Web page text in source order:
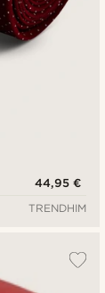
44,95 €
TRENDHIM